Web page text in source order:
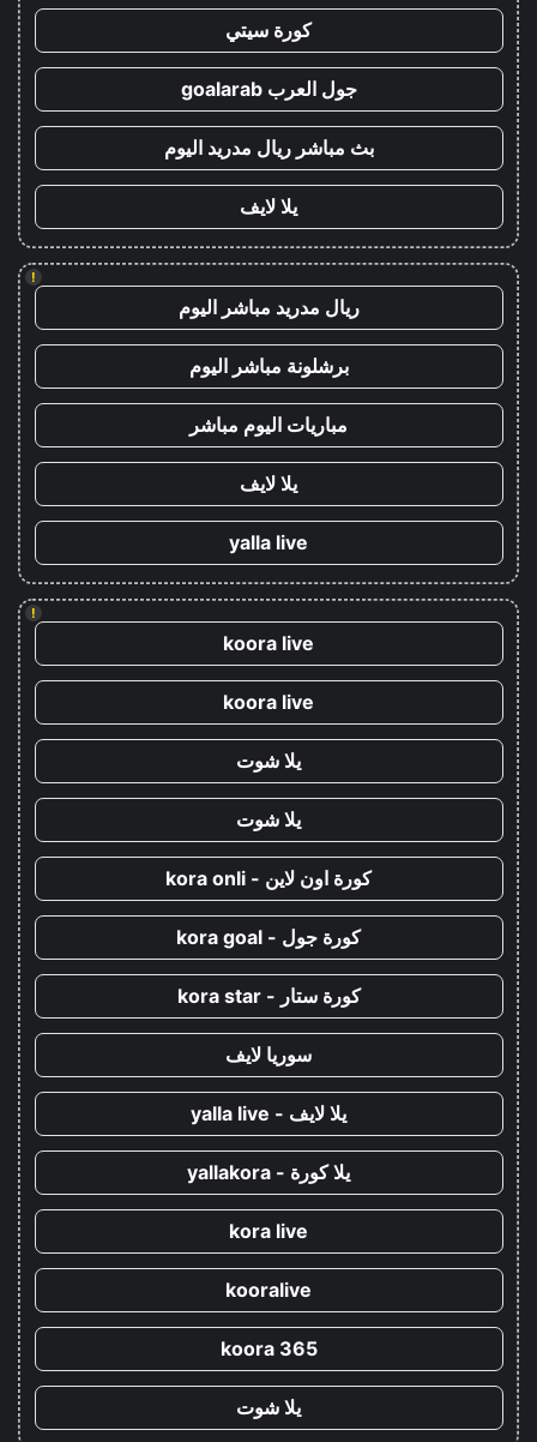
كورة سيتي
جول العرب goalarab
بث مباشر ريال مدريد اليوم
يلا لايف
!
ريال مدريد مباشر اليوم
برشلونة مباشر اليوم
مباريات اليوم مباشر
يلا لايف
yalla live
!
koora live
koora live
يلا شوت
يلا شوت
كورة اون لاين - kora onli
كورة جول - kora goal
كورة ستار - kora star
سوريا لايف
يلا لايف - yalla live
يلا كورة - yallakora
kora live
kooralive
koora 365
يلا شوت